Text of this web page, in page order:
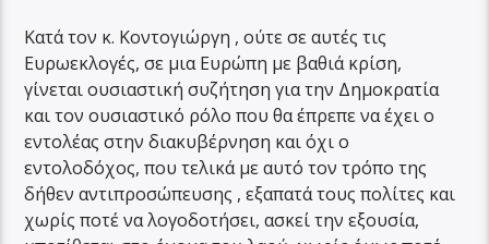
Κατά τον κ. Κοντογιώργη , ούτε σε αυτές τις
Ευρωεκλογές, σε μια Ευρώπη με βαθιά κρίση,
γίνεται ουσιαστική συζήτηση για την Δημοκρατία
και τον ουσιαστικό ρόλο που θα έπρεπε να έχει ο
εντολέας στην διακυβέρνηση και όχι ο
εντολοδόχος, που τελικά με αυτό τον τρόπο της
δήθεν αντιπροσώπευσης , εξαπατά τους πολίτες και
χωρίς ποτέ να λογοδοτήσει, ασκεί την εξουσία,